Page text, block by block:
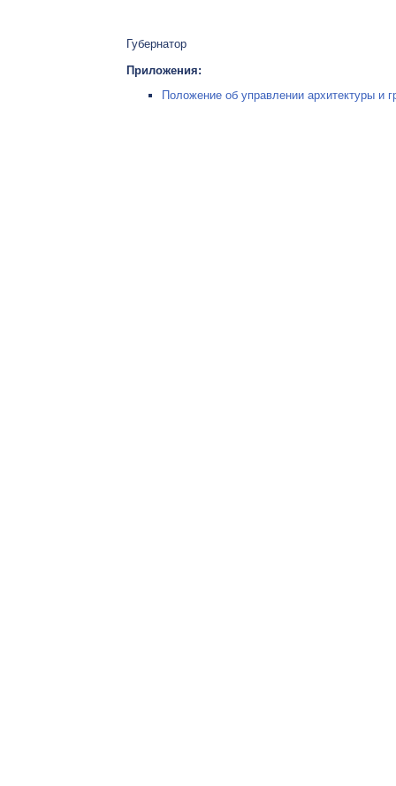
Губернатор
Приложения:
Положение об управлении архитектуры и